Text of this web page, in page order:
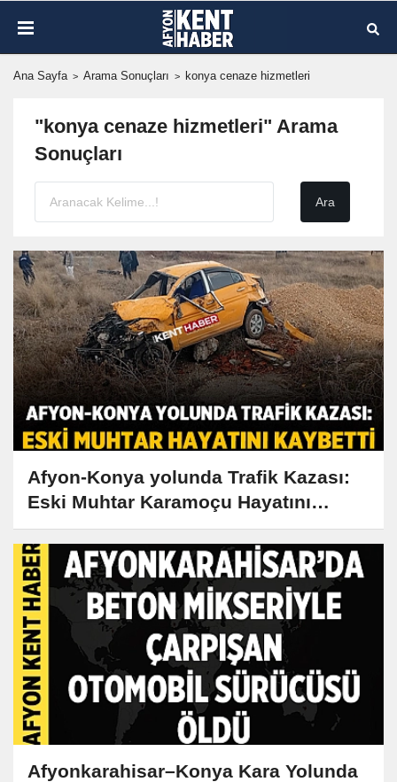
Ana Sayfa Arama Sonuçları konya cenaze hizmetleri
"konya cenaze hizmetleri" Arama
Sonuçları
Afyon-Konya yolunda Trafik Kazası:
Eski Muhtar Karamoçu Hayatını
Kaybetti
Afyonkarahisar–Konya Kara Yolunda